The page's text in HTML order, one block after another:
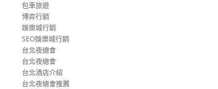
包車旅遊
博弈行銷
娛樂城行銷
SEO娛樂城行銷
台北夜總會
台北夜總會
台北酒店介紹
台北夜總會推薦